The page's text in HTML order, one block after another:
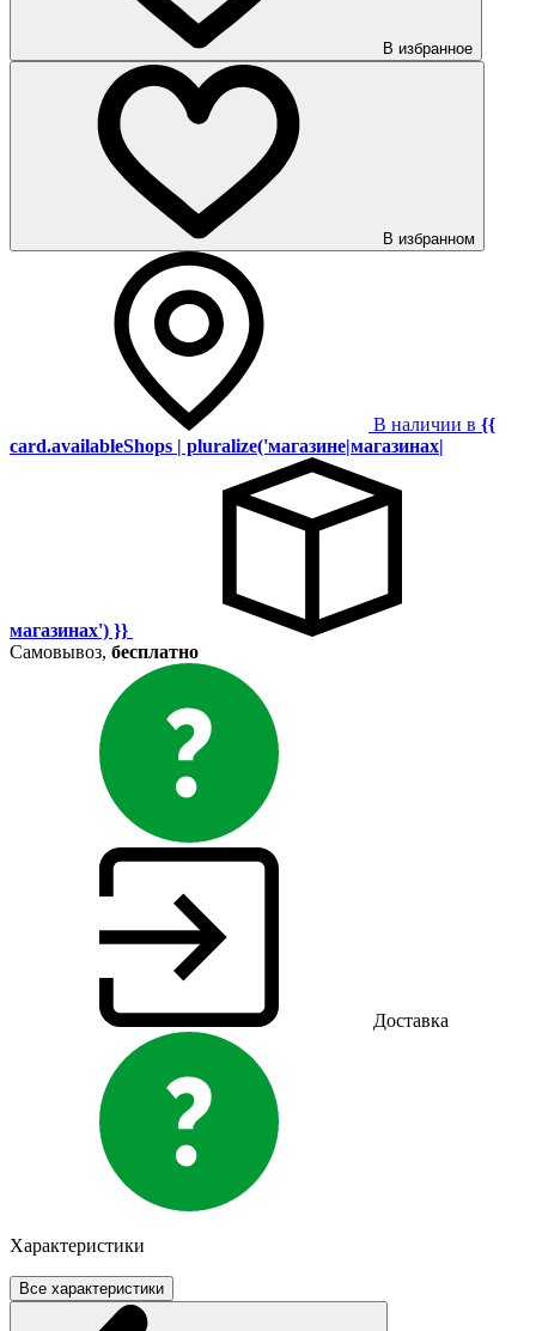
В избранное
В избранном
В наличии в {{
card.availableShops | pluralize('магазине|магазинах|
магазинах') }}
Самовывоз, бесплатно
Доставка
Характеристики
Все характеристики